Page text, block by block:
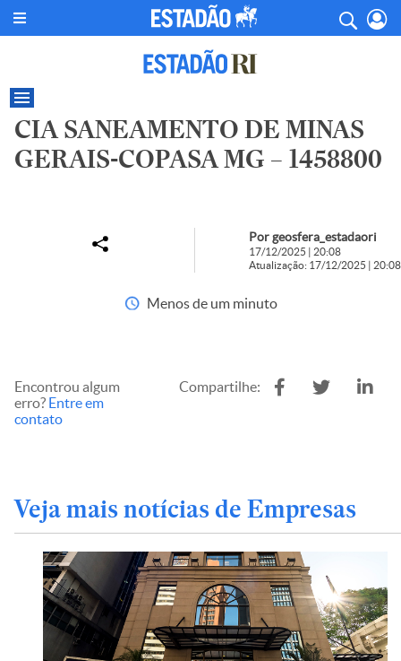
CIA SANEAMENTO DE MINAS
GERAIS-COPASA MG – 1458800
Por geosfera_estadaori
17/12/2025 | 20:08
Atualização: 17/12/2025 | 20:08
Menos de um minuto
Encontrou algum
erro? Entre em
contato
Compartilhe:
Veja mais notícias de Empresas